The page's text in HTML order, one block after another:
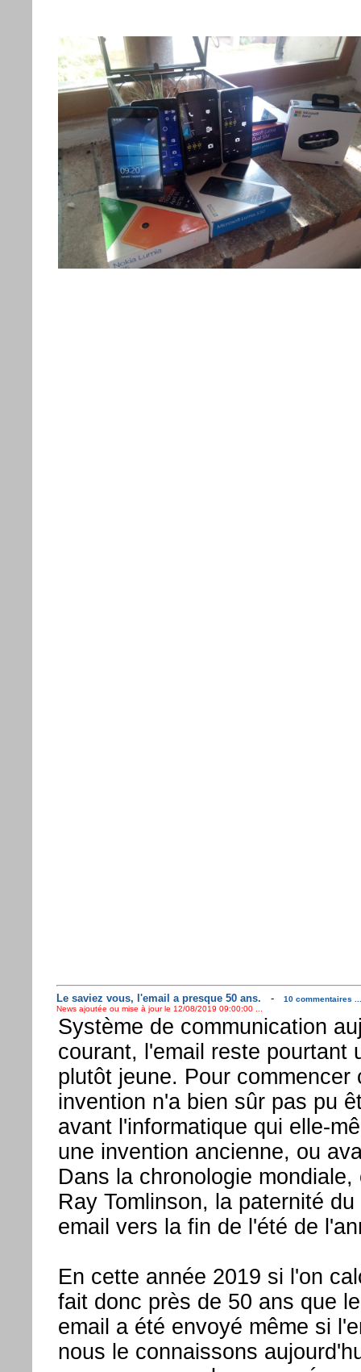
Le saviez vous, l'email a presque 50 ans. -
10 commentaires ...
News ajoutée ou mise à jour le 12/08/2019 09:00:00 ...
Système de communication
courant, l'email reste pourtant
plutôt jeune. Pour commencer
invention n'a bien sûr pas pu
avant l'informatique qui elle-
une invention ancienne, ou
Dans la chronologie
Ray Tomlinson, la paternité du
email vers la fin de l'été de
En cette année 2019 si l'on
fait donc près de 50 ans que
email a été envoyé même si
nous le connaissons